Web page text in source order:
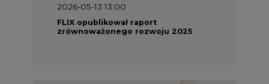
2026-05-13 13:00
FLIX opublikował raport
zrównoważonego rozwoju 2025